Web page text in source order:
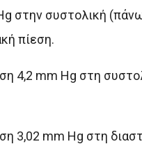
στην συστολική
πίεση.
4,2 mm Hg στη
3,02 mm Hg στη